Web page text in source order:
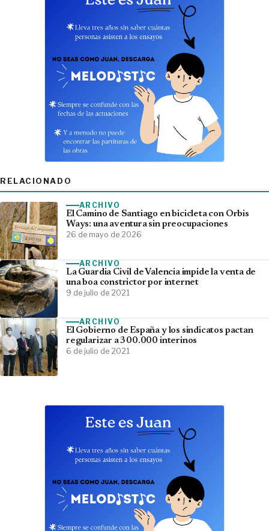
RELACIONADO
ARCHIVO
El Camino de Santiago en bicicleta con Orbis
Ways: una aventura sin preocupaciones
26 de mayo de 2026
ARCHIVO
La Guardia Civil de Valencia impide la venta de
una boa constrictor por internet
9 de julio de 2021
ARCHIVO
El Gobierno de España y los sindicatos pactan
regularizar a 300.000 interinos
6 de julio de 2021